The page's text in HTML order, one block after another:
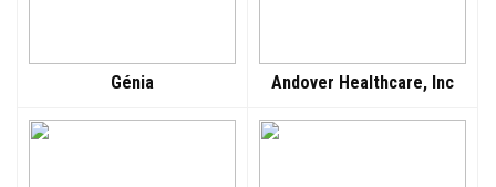
Génia Andover Healthcare, Inc